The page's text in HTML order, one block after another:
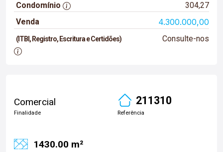
Condomínio
304,27
Venda
4.300.000,00
(ITBI, Registro, Escritura e Certidões) Consulte-nos
Comercial
Finalidade
211310
Referência
1430.00 m²